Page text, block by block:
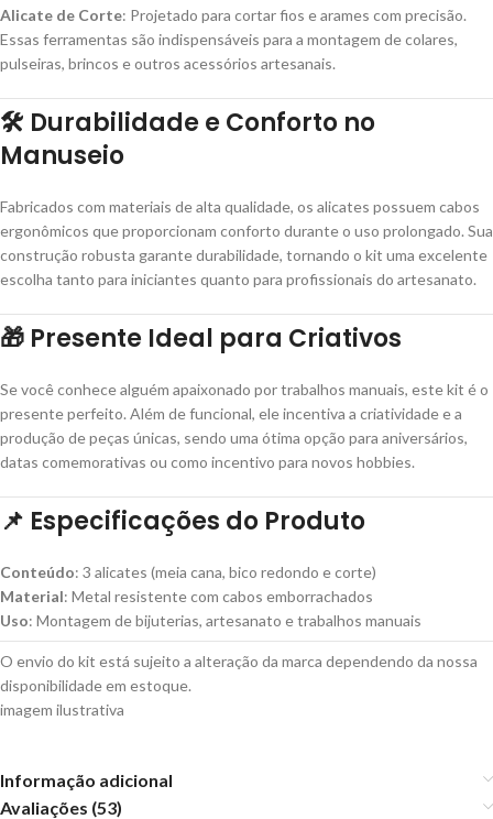
Alicate de Corte: Projetado para cortar fios e arames com precisão.
Essas ferramentas são indispensáveis para a montagem de colares,
pulseiras, brincos e outros acessórios artesanais.
🛠️ Durabilidade e Conforto no
Manuseio
Fabricados com materiais de alta qualidade, os alicates possuem cabos
ergonômicos que proporcionam conforto durante o uso prolongado. Sua
construção robusta garante durabilidade, tornando o kit uma excelente
escolha tanto para iniciantes quanto para profissionais do artesanato.
🎁 Presente Ideal para Criativos
Se você conhece alguém apaixonado por trabalhos manuais, este kit é o
presente perfeito. Além de funcional, ele incentiva a criatividade e a
produção de peças únicas, sendo uma ótima opção para aniversários,
datas comemorativas ou como incentivo para novos hobbies.
📌 Especificações do Produto
Conteúdo: 3 alicates (meia cana, bico redondo e corte)
Material: Metal resistente com cabos emborrachados
Uso: Montagem de bijuterias, artesanato e trabalhos manuais
O envio do kit está sujeito a alteração da marca dependendo da nossa
disponibilidade em estoque.
imagem ilustrativa
Informação adicional
Avaliações (53)